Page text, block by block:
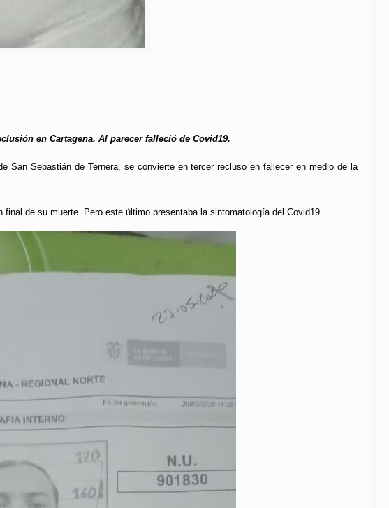
en Cartagena. Al parecer falleció de Covid19.
San Sebastián de Ternera, se convierte en tercer recluso en fallecer en medio de la
de su muerte. Pero este último presentaba la sintomatología del Covid19.